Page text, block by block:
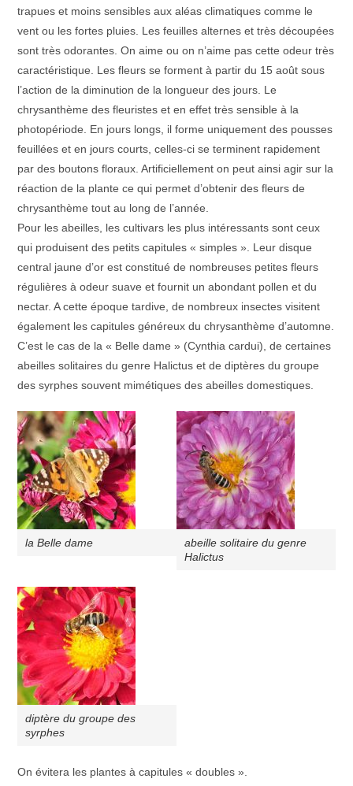
trapues et moins sensibles aux aléas climatiques comme le
vent ou les fortes pluies. Les feuilles alternes et très découpées
sont très odorantes. On aime ou on n’aime pas cette odeur très
caractéristique. Les fleurs se forment à partir du 15 août sous
l’action de la diminution de la longueur des jours. Le
chrysanthème des fleuristes et en effet très sensible à la
photopériode. En jours longs, il forme uniquement des pousses
feuillées et en jours courts, celles-ci se terminent rapidement
par des boutons floraux. Artificiellement on peut ainsi agir sur la
réaction de la plante ce qui permet d’obtenir des fleurs de
chrysanthème tout au long de l’année.
Pour les abeilles, les cultivars les plus intéressants sont ceux
qui produisent des petits capitules « simples ». Leur disque
central jaune d’or est constitué de nombreuses petites fleurs
régulières à odeur suave et fournit un abondant pollen et du
nectar. A cette époque tardive, de nombreux insectes visitent
également les capitules généreux du chrysanthème d’automne.
C’est le cas de la « Belle dame » (Cynthia cardui), de certaines
abeilles solitaires du genre Halictus et de diptères du groupe
des syrphes souvent mimétiques des abeilles domestiques.
la Belle dame
abeille solitaire du genre
Halictus
diptère du groupe des
syrphes
On évitera les plantes à capitules « doubles ».